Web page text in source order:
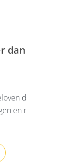
dan 10
dat ik zo
en naast me